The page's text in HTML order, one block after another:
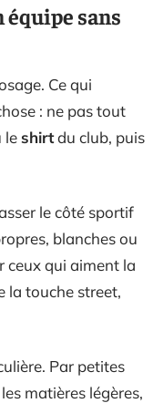
sans
Ce qui
: ne pas tout
leshirtdu club, puis
le côté sportif
blanches ou
ceux qui aiment la
la touche street,
Par petites
matières légères,